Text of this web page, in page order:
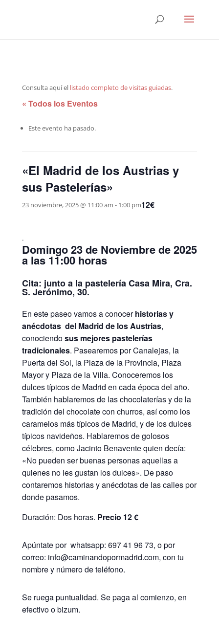
Consulta aquí el listado completo de visitas guiadas.
« Todos los Eventos
Este evento ha pasado.
«El Madrid de los Austrias y
sus Pastelerías»
23 noviembre, 2025 @ 11:00 am - 1:00 pm12€
.
Domingo 23 de Noviembre de 2025
a las 11:00 horas
Cita: junto a la pastelería Casa Mira, Cra.
S. Jerónimo, 30.
En este paseo vamos a conocerhistorias y
anécdotas del Madrid de los Austrias,
conociendosus mejores pastelerías
tradicionales. Pasearemos por Canalejas, la
Puerta del Sol, la Plaza de la Provincia, Plaza
Mayor y Plaza de la Villa. Conoceremos los
dulces típicos de Madrid en cada época del año.
También hablaremos de las chocolaterías y de la
tradición del chocolate con churros, así como los
caramelos más típicos de Madrid, y de los dulces
típicos navideños. Hablaremos de golosos
célebres, como Jacinto Benavente quien decía:
«No pueden ser buenas personas aquellas a
quienes no les gustan los dulces». De paso
contaremos historias y anécdotas de las calles por
donde pasamos.
Duración: Dos horas. Precio 12 €
Apúntate por whatsapp: 697 41 96 73, o por
correo: info@caminandopormadrid.com, con tu
nombre y número de teléfono.
Se ruega puntualidad. Se paga al comienzo, en
efectivo o bizum.